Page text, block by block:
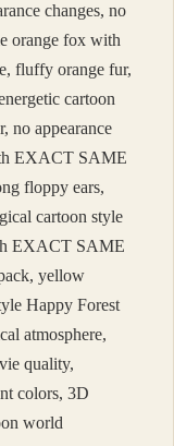
changes, no
orange fox with
fluffy orange fur,
cartoon
no appearance
EXACT SAME
floppy ears,
cartoon style
EXACT SAME
yellow
Happy Forest
atmosphere,
quality,
colors, 3D
world